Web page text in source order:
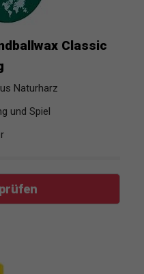
Classic
Naturharz
und Spiel